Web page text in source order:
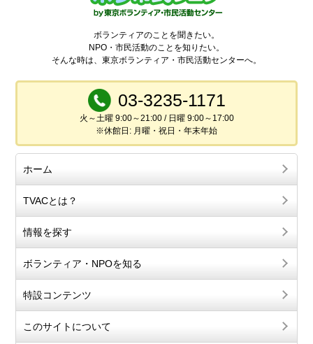
ボランティアのことを聞きたい。
NPO・市民活動のことを知りたい。
そんな時は、東京ボランティア・市民活動センターへ。
03-3235-1171
火～土曜 9:00～21:00 / 日曜 9:00～17:00
※休館日: 月曜・祝日・年末年始
ホーム
TVACとは？
情報を探す
ボランティア・NPOを知る
特設コンテンツ
このサイトについて